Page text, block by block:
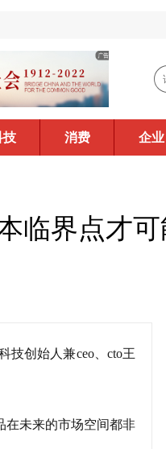
技 消费 企业
临界点才
技创始人兼ceo、cto王
在未来的市场空间都非